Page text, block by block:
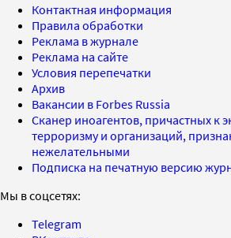
Контактная информация
Правила обработки
Реклама в журнале
Реклама на сайте
Условия перепечатки
Архив
Вакансии в Forbes Russia
Сканер иноагентов, причастных к
терроризму и организаций,
нежелательными
Подписка на печатную версию
Мы в соцсетях:
Telegram